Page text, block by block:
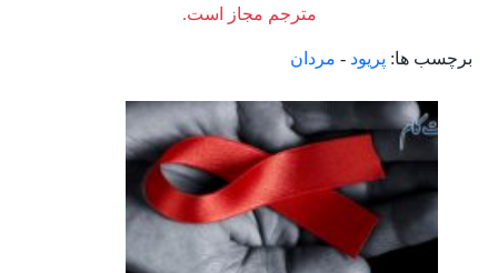
مترجم مجاز است.
برچسب ها: پریود - مردان